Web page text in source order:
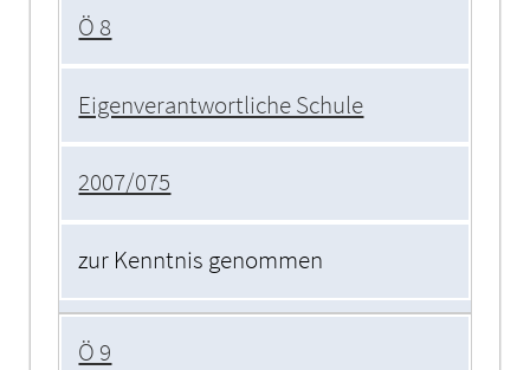
Ö 8
Eigenverantwortliche Schule
2007/075
zur Kenntnis genommen
Ö 9